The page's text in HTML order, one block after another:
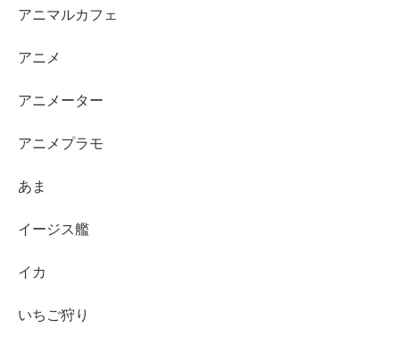
アニマルカフェ
アニメ
アニメーター
アニメプラモ
あま
イージス艦
イカ
いちご狩り